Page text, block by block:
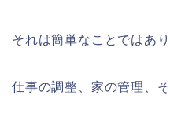
それは簡単なことではあり
仕事の調整、家の管理、